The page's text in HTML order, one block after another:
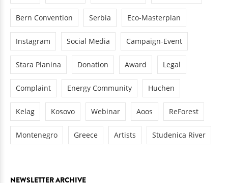
Bern Convention Serbia Eco-Masterplan
Instagram Social Media Campaign-Event
Stara Planina Donation Award Legal
Complaint Energy Community Huchen
Kelag Kosovo Webinar Aoos ReForest
Montenegro Greece Artists Studenica River
NEWSLETTER ARCHIVE